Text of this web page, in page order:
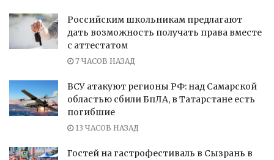
Российским школьникам предлагают
дать возможность получать права вместе
с аттестатом
7 ЧАСОВ НАЗАД
ВСУ атакуют регионы РФ: над Самарской
областью сбили БпЛА, в Татарстане есть
погибшие
13 ЧАСОВ НАЗАД
Гостей на гастрофестиваль в Сызрань в